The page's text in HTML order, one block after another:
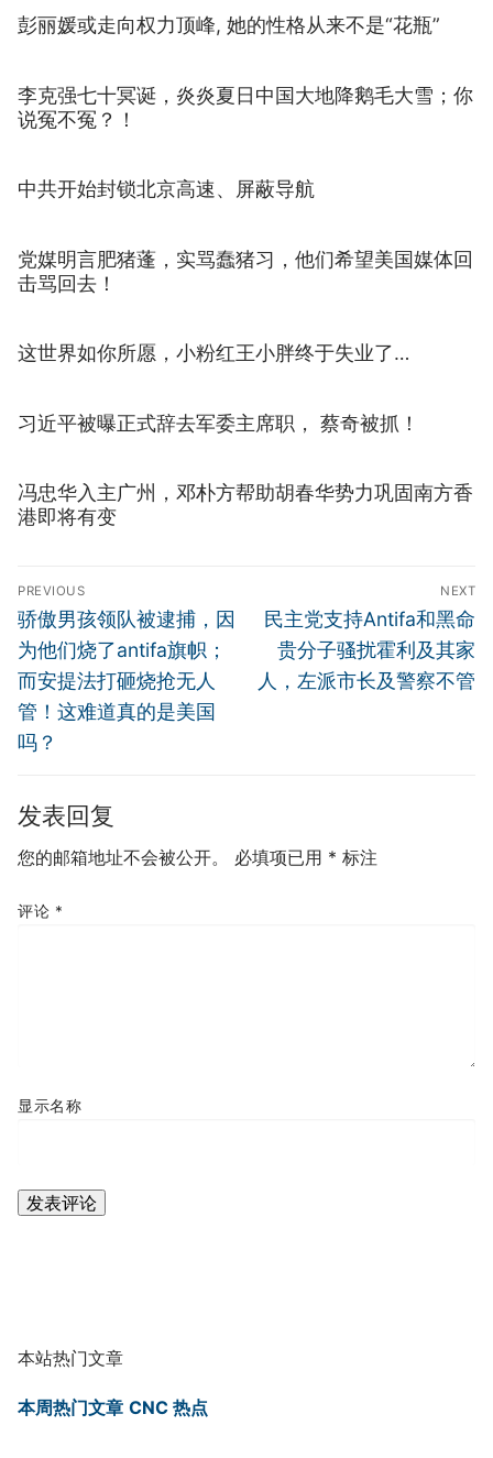
彭丽媛或走向权力顶峰, 她的性格从来不是“花瓶”
李克强七十冥诞，炎炎夏日中国大地降鹅毛大雪；你
说冤不冤？！
中共开始封锁北京高速、屏蔽导航
党媒明言肥猪蓬，实骂蠢猪习，他们希望美国媒体回
击骂回去！
这世界如你所愿，小粉红王小胖终于失业了…
习近平被曝正式辞去军委主席职， 蔡奇被抓！
冯忠华入主广州，邓朴方帮助胡春华势力巩固南方香
港即将有变
文
章
导
航
PREVIOUS
Previous
post:
骄傲男孩领队被逮捕，因
为他们烧了antifa旗帜；
而安提法打砸烧抢无人
管！这难道真的是美国
吗？
NEXT
Next
post:
民主党支持Antifa和黑命
贵分子骚扰霍利及其家
人，左派市长及警察不管
发表回复
您的邮箱地址不会被公开。 必填项已用 * 标注
评论 *
显示名称
本站热门文章
本周热门文章 CNC 热点